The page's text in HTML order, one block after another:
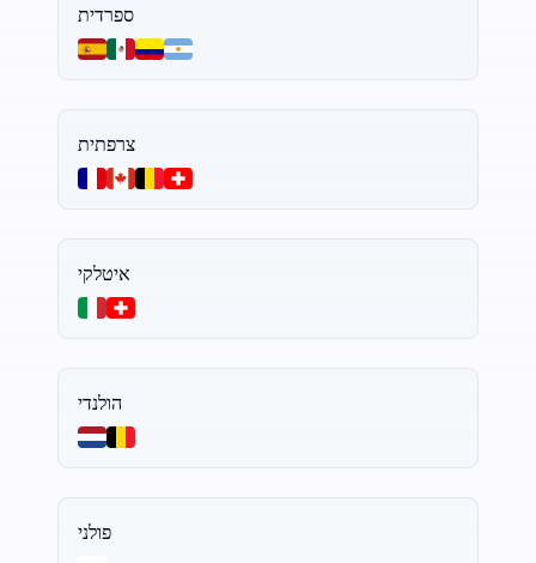
ספרדית
צרפתית
איטלקי
הולנדי
פולני